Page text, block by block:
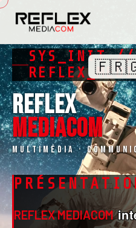
SYS_INIT //
REFLEX
MEDIACOM
Multimédia ·
REFLEX MEDIACOM
🇫🇷